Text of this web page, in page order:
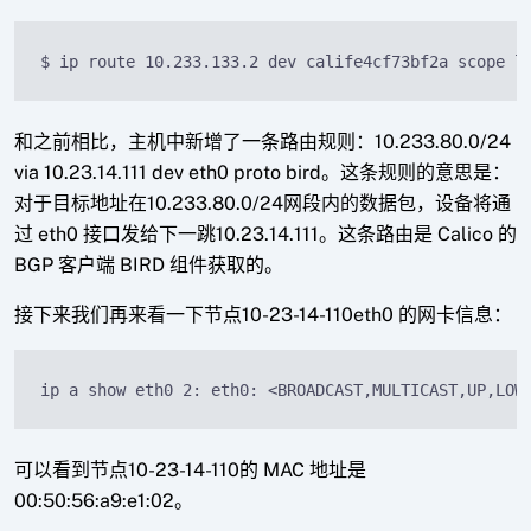
$ ip route 10.233.133.2 dev calife4cf73bf2a scope
和之前相比，主机中新增了一条路由规则：10.233.80.0/24
via 10.23.14.111 dev eth0 proto bird。这条规则的意思是：
对于目标地址在10.233.80.0/24网段内的数据包，设备将通
过 eth0 接口发给下一跳10.23.14.111。这条路由是 Calico 的
BGP 客户端 BIRD 组件获取的。
接下来我们再来看一下节点10-23-14-110eth0 的网卡信息：
ip a show eth0 2: eth0:
可以看到节点10-23-14-110的 MAC 地址是
00:50:56:a9:e1:02。